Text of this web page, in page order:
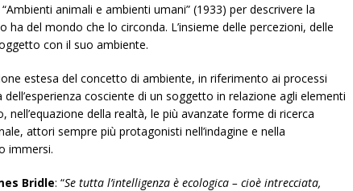
animali e ambienti umani” (1933) per descrivere la
del mondo che lo circonda. L’insieme delle percezioni, delle
con il suo ambiente.
estesa del concetto di ambiente, in riferimento ai processi
cosciente di un soggetto in relazione agli elementi
nell’equazione della realtà, le più avanzate forme di ricerca
attori sempre più protagonisti nell’indagine e nella
immersi.
Bridle: “Se tutta l’intelligenza è ecologica – cioè intrecciata,